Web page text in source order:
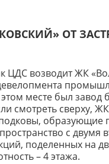
ОТ
ЦДС возводит ЖК
месте был завод
смотреть сверху,
образующие
с двумя
поделенных на
– 4 этажа.